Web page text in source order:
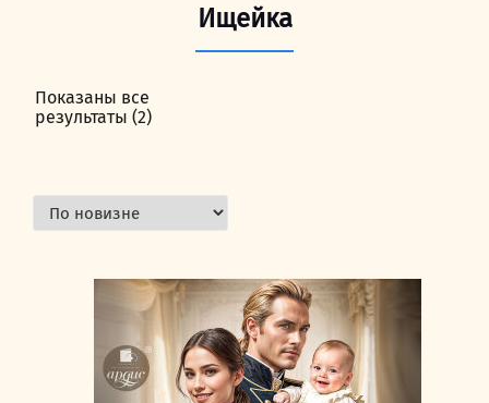
Ищейка
Показаны все
результаты (2)